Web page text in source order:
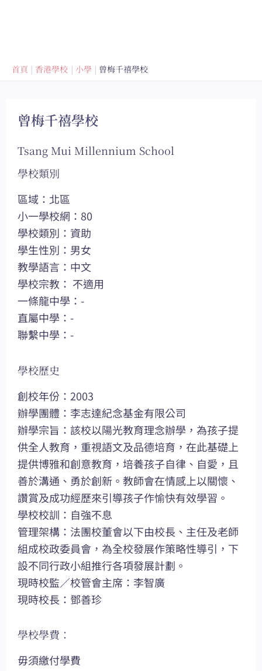
首頁 香港學校 小學 曾梅千禧學校
曾梅千禧學校
Tsang Mui Millennium School
學校類別
區域：北區
小一學校網：80
學校類別：資助
學生性別：男女
教學語言：中文
學校宗教： 不適用
一條龍中學：-
直屬中學：-
聯繫中學：-
學校歷史
創校年份：2003
辦學團體：李志達紀念基金有限公司
辦學宗旨：該校以陽光教育理念辦學，為孩子提
供全人教育，重視語文及品德培育，在此基礎上
提供博雅和創意教育，培養孩子自律、自愛，且
善於溝通、勇於創新。教師會在情感上以關懷、
讚賞及成功經歷來引導孩子作愉快有效學習。
學校校訓：自強不息
管理架構：法團校董會以下由校長、主任及老師
組成校政委員會，為全校發展作策略性導引，下
設不同行政小組推行各項發展計劃。
現時校監／校管會主席：李智廣
現時校長：鄧善珍
學校學費：
毋須繳付學費